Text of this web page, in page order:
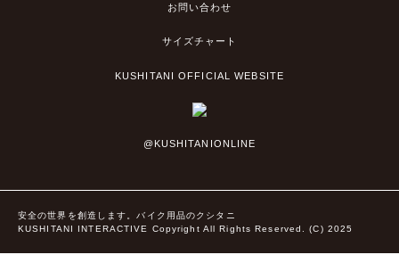
お問い合わせ
サイズチャート
KUSHITANI OFFICIAL WEBSITE
@KUSHITANIONLINE
安全の世界を創造します。バイク用品のクシタニ
KUSHITANI INTERACTIVE Copyright All Rights Reserved. (C) 2025